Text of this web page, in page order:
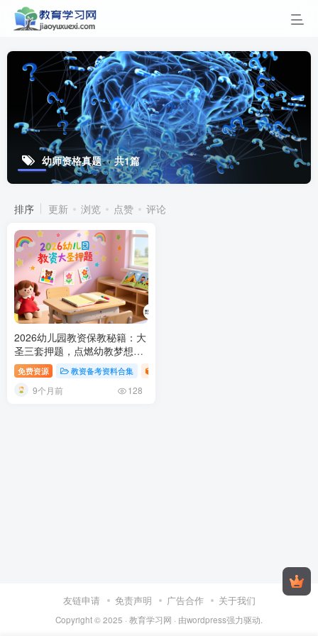
幼师资格真题 共1篇
排序 更新 浏览 点赞 评论
2026幼儿园教资保教秘籍：大
圣三套押题，点燃幼教梦想火
种！幼儿园教师资格考试保教
知识与能力押题卷详解：2026
三套试题答案备考指南
免费资源 教资备考资料合集
9个月前 128
友链申请 免责声明 广告合作 关于我们
Copyright © 2025 · 教育学习网 · 由wordpress强力驱动.